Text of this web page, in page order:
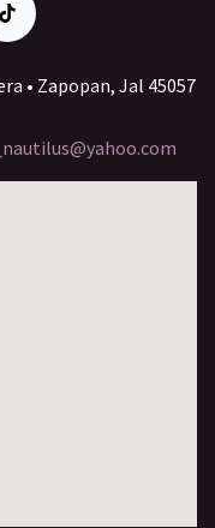
• Zapopan, Jal 45057